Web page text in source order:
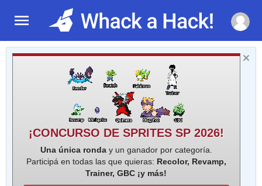
¡CONCURSO DE SPRITES SP 2026!
Una única ronday un ganador por categoría.
Participá en todas las que quieras: Recolor, Revamp,
Trainer, GBC ¡y más!